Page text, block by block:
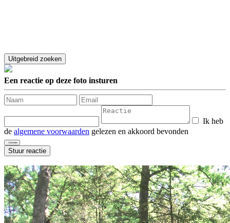
Een reactie op deze foto insturen
Ik heb
de algemene voorwaarden gelezen en akkoord bevonden